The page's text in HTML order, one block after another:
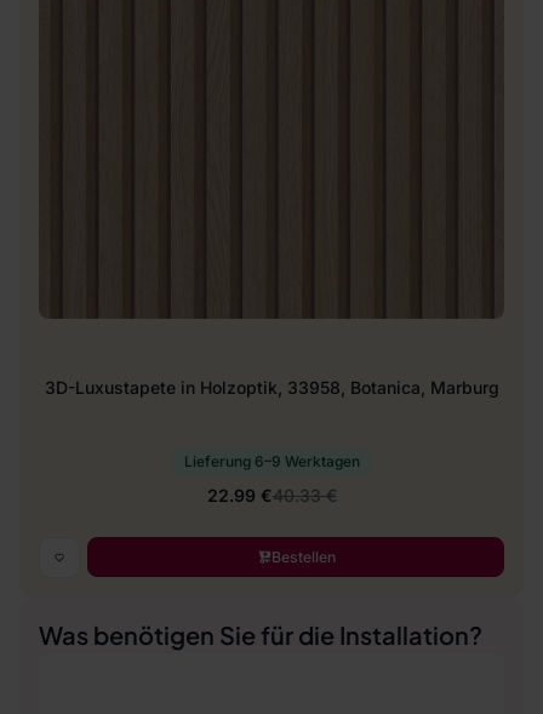
3D-Luxustapete in Holzoptik, 33958, Botanica, Marburg
Lieferung 6–9 Werktagen
22.99 €40.33 €
Bestellen
Was benötigen Sie für die Installation?